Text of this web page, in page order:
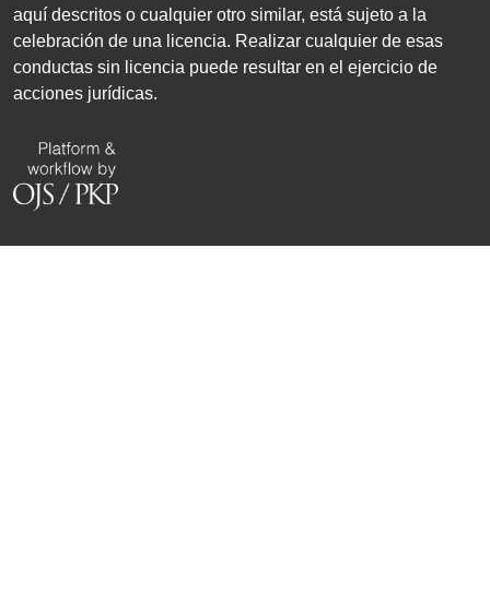
aquí descritos o cualquier otro similar, está sujeto a la
celebración de una licencia. Realizar cualquier de esas
conductas sin licencia puede resultar en el ejercicio de
acciones jurídicas.